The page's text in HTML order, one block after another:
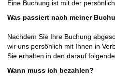
Eine Buchung ist mit der
Was passiert nach meiner
Nachdem Sie Ihre Buchung
wir uns persönlich mit Ihnen in
Sie erhalten in den darauf
Wann muss ich bezahlen?